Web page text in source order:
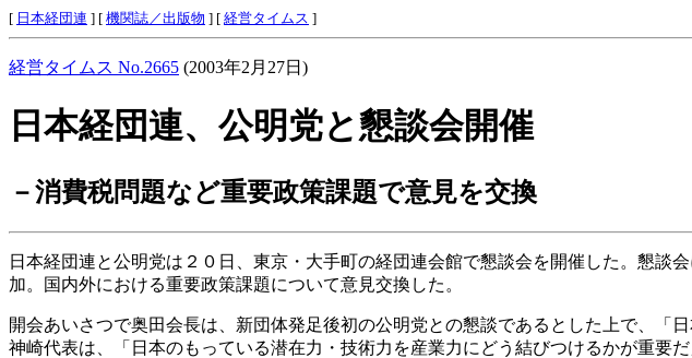
[ 日本経団連 ] [ 機関誌／出版物 ] [ 経営タイムス ]
経営タイムス No.2665 (2003年2月27日)
日本経団連、公明党と懇談会開催
－消費税問題など重要政策課題で意見を交換
日本経団連と公明党は２０日、東京・大手町の経団連会館で懇談会を開催した。懇
加。国内外における重要政策課題について意見交換した。
開会あいさつで奥田会長は、新団体発足後初の公明党との懇談であるとした上で、「
神崎代表は、「日本のもっている潜在力・技術力を産業力にどう結びつけるかが重要